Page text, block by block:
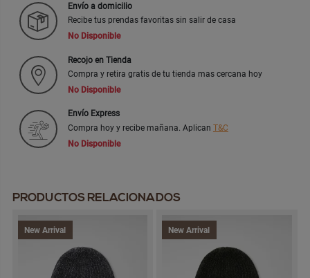
Envío a domicilio
Recibe tus prendas favoritas sin salir de casa
No Disponible
Recojo en Tienda
Compra y retira gratis de tu tienda mas cercana hoy
No Disponible
Envío Express
Compra hoy y recibe mañana. Aplican T&C
No Disponible
PRODUCTOS RELACIONADOS
New Arrival New Arrival